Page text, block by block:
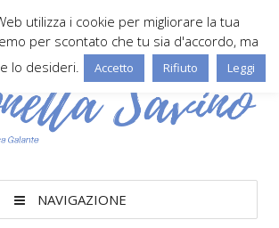
NAVIGAZIONE
utilizza i cookie per migliorare la tua
per scontato che tu sia d'accordo, ma
lo desideri.
Accetto Rifiuto Leggi